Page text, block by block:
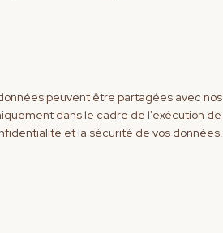
peuvent être partagées avec nos
dans le cadre de l'exécution de
et la sécurité de vos données.